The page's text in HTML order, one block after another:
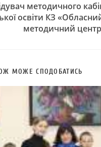
методичного
освіти КЗ
методичний
МОЖЕ СПОДОБАТИСЬ